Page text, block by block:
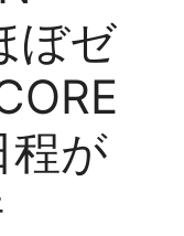
ぼゼ
程が